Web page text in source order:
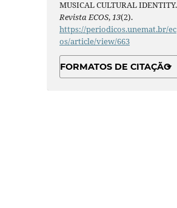
MUSICAL CULTURAL IDENTITY.
Revista ECOS,13(2).
https://periodicos.unemat.br/ec
os/article/view/663
FORMATOS DE CITAÇÃO